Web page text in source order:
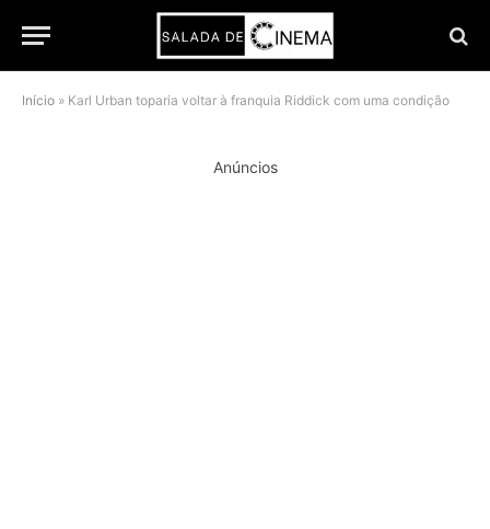
Início » Karl Urban toparia voltar à franquia Riddick com uma condição
Anúncios